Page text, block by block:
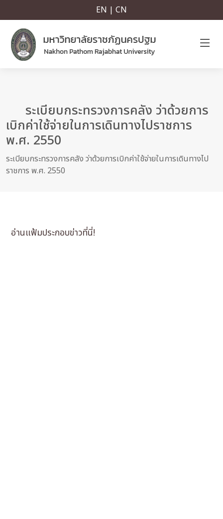
EN | CN
ระเบียบกระทรวงการคลัง ว่าด้วยการ
เบิกค่าใช้จ่ายในการเดินทางไปราชการ
พ.ศ. 2550
ระเบียบกระทรวงการคลัง ว่าด้วยการเบิกค่าใช้จ่ายในการเดินทางไป
ราชการ พ.ศ. 2550
อ่านแฟ้มประกอบข่าวที่นี่!